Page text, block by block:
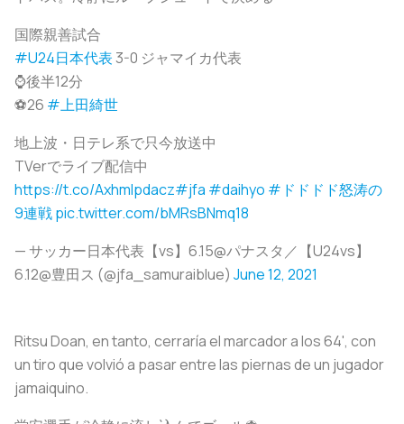
国際親善試合
#U24日本代表3-0 ジャマイカ代表
⌚️後半12分
⚽️26 #上田綺世
地上波・日テレ系で只今放送中
TVerでライブ配信中
https://t.co/Axhmlpdacz#jfa #daihyo #ドドドド怒涛の
9連戦pic.twitter.com/bMRsBNmq18
— サッカー日本代表【vs】6.15@パナスタ／【U24vs】
6.12@豊田ス (@jfa_samuraiblue) June 12, 2021
Ritsu Doan, en tanto, cerraría el marcador a los 64', con
un tiro que volvió a pasar entre las piernas de un jugador
jamaiquino.